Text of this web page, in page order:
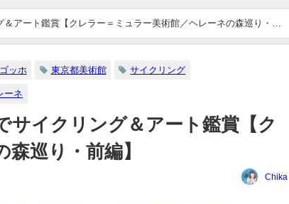
アート鑑賞【クレラー＝ミュラー美術館／ヘレーネの森巡り・前
ゴッホ 東京都美術館 サイクリング
ーネ
サイクリング＆アート鑑賞【ク
巡り・前編】
Chika